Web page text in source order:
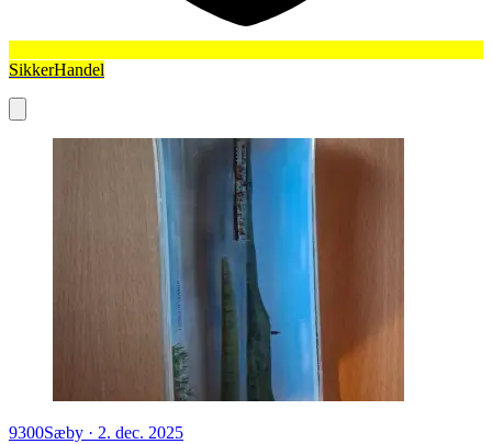
SikkerHandel
9300Sæby · 2. dec. 2025